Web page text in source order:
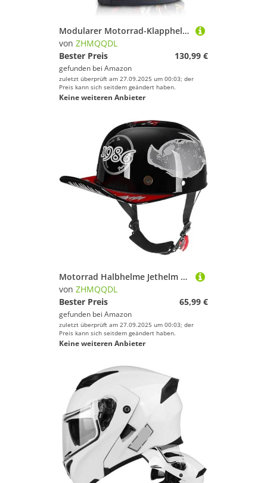
Modularer Motorrad-Klapphelm Motorrad-Rollerhelm Mopedhelm Doppelvisier Antibeschlag ECE-Geprüft Doppelglas-Integralhelm für Erwachsene, Männer Frauen C1,3XL 62~63CM
von ZHMQQDL
Bester Preis
130,99 €
gefunden bei Amazon
zuletzt überprüft am 27.09.2025 um 00:03; der
Preis kann sich seitdem geändert haben.
Keine weiteren Anbieter
Motorrad Halbhelme Jethelm Halbschalenhelm Mit ECE Vintage Baseballkappe Motorradhelm Cruiser Chopper Rollerhelm Moped Roller Offener Helm Für Erwachsene Damen Herren E,M 57~58CM
von ZHMQQDL
Bester Preis
65,99 €
gefunden bei Amazon
zuletzt überprüft am 27.09.2025 um 00:03; der
Preis kann sich seitdem geändert haben.
Keine weiteren Anbieter